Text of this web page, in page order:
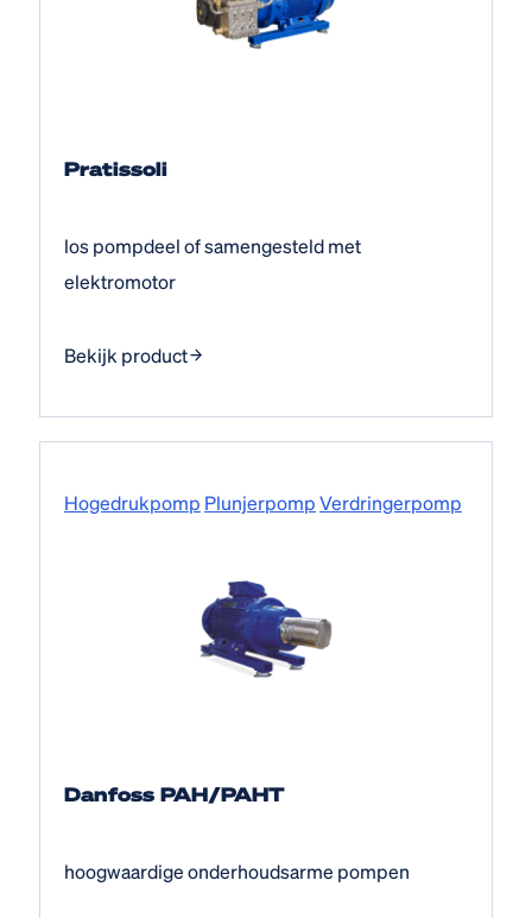
Pratissoli
los pompdeel of samengesteld met
elektromotor
Bekijk product
Hogedruk­pomp PlunjerpompVerdringerpomp
Danfoss PAH/PAHT
hoogwaardige onderhoudsarme pompen